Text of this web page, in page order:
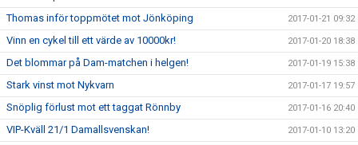
Thomas inför toppmötet mot Jönköping 2017-01-21 09:32
Vinn en cykel till ett värde av 10000kr! 2017-01-20 18:38
Det blommar på Dam-matchen i helgen! 2017-01-19 15:38
Stark vinst mot Nykvarn 2017-01-17 19:57
Snöplig förlust mot ett taggat Rönnby 2017-01-16 20:40
VIP-Kväll 21/1 Damallsvenskan! 2017-01-10 13:20